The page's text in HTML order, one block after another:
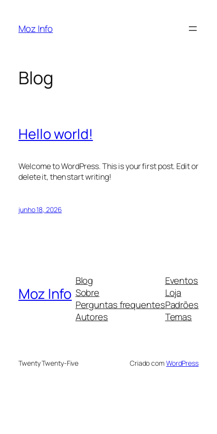
Moz Info
Blog
Hello world!
Welcome to WordPress. This is your first post. Edit or
delete it, then start writing!
junho 18, 2026
Moz Info
Blog
Sobre
Perguntas frequentes
Autores
Eventos
Loja
Padrões
Temas
Twenty Twenty-Five Criado com WordPress